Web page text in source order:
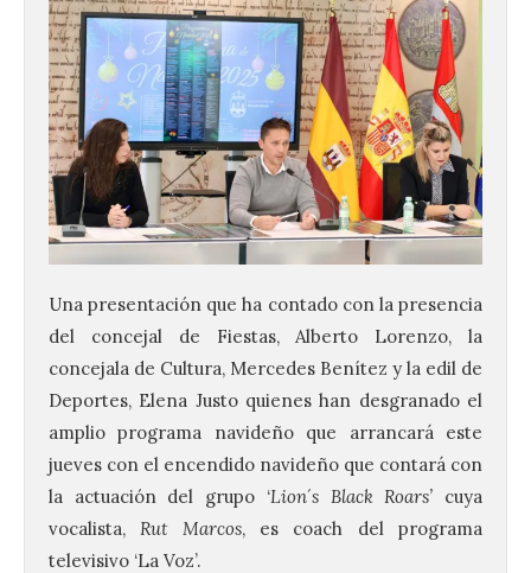
Una presentación que ha contado con la presencia
del concejal de Fiestas, Alberto Lorenzo, la
concejala de Cultura, Mercedes Benítez y la edil de
Deportes, Elena Justo quienes han desgranado el
amplio programa navideño que arrancará este
jueves con el encendido navideño que contará con
la actuación del grupo ‘Lion´s Black Roars’ cuya
vocalista,Rut Marcos, es coach del programa
televisivo ‘La Voz’.